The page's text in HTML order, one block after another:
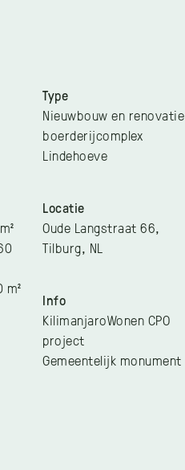
m²
Type
Nieuwbouw en renovatie
boerderijcomplex
Lindehoeve
Locatie
Oude Langstraat 66,
Tilburg, NL
Info
KilimanjaroWonen CPO
project
Gemeentelijk monument